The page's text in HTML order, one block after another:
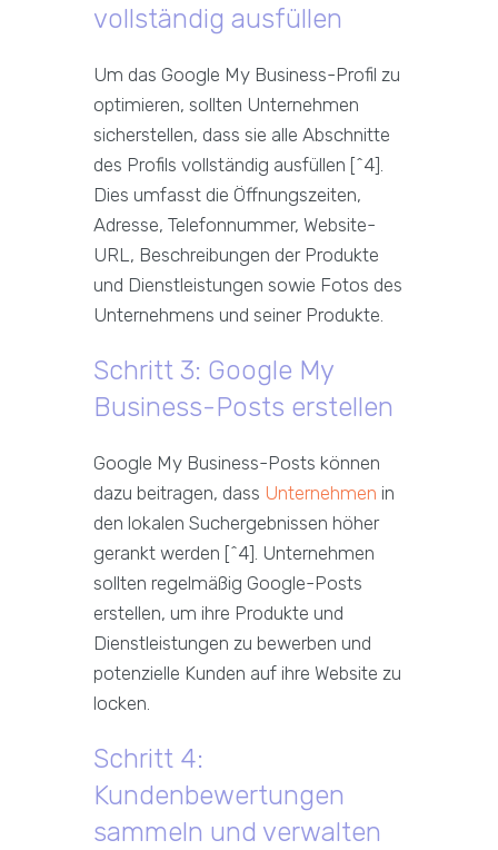
vollständig ausfüllen
Um das Google My Business-Profil zu
optimieren, sollten Unternehmen
sicherstellen, dass sie alle Abschnitte
des Profils vollständig ausfüllen [^4].
Dies umfasst die Öffnungszeiten,
Adresse, Telefonnummer, Website-
URL, Beschreibungen der Produkte
und Dienstleistungen sowie Fotos des
Unternehmens und seiner Produkte.
Schritt 3: Google My
Business-Posts erstellen
Google My Business-Posts können
dazu beitragen, dass Unternehmen in
den lokalen Suchergebnissen höher
gerankt werden [^4]. Unternehmen
sollten regelmäßig Google-Posts
erstellen, um ihre Produkte und
Dienstleistungen zu bewerben und
potenzielle Kunden auf ihre Website zu
locken.
Schritt 4:
Kundenbewertungen
sammeln und verwalten